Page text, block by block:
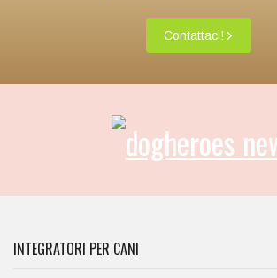
Contattaci!
INTEGRATORI PER CANI